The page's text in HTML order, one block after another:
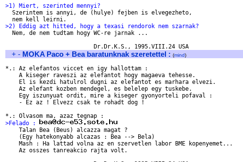
>1) Miert, szerinted mennyi?
Szerintem is annyi, de (hulye) fejben is elvegezheto,
>2) Eddig azt hitted, hogy a texasi rendorok nem szarnak?
Nem, de nem tudtam hogy WC-re jarnak ...
+ - MOKA Paco + Bea baratunknak szeretettel : (mind)
*.: Az elefantos viccet en igy hallottam :
    A kiseger raveszi az elefantot hogy magaeva tehesse.
    El is kezdi hatulrol dugni az elefantot es marhara elvezi.
    Az elefant kozben mendegel, es belelep egy tuskebe.
    Egy iszunyuat ordit, mire a kiseger gyonyorteli pofaval :
    - Ez az ! Elvezz csak te rohadt dog !
>Felado :
Talan Bea (Beus) alcazza magat ?
    (Egy hatekonyabb alcazas : Bea --> Bela)
    Mash : Ha lattad volna az en szervetlen labor BME kopenyemet...
    Az osszes tanreakcio rajta volt.